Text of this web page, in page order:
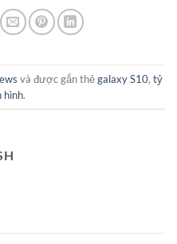
và được gắn thẻgalaxy S10, tỷ
hình.